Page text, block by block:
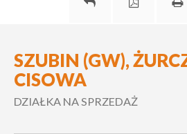
SZUBIN (GW),
CISOWA
DZIAŁKA NA SPRZEDAŻ